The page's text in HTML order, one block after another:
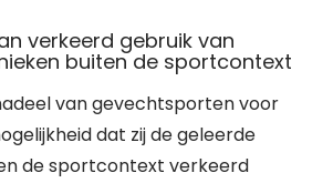
verkeerd gebruik van
buiten de sportcontext
van gevechtsporten voor
dat zij de geleerde
de sportcontext verkeerd